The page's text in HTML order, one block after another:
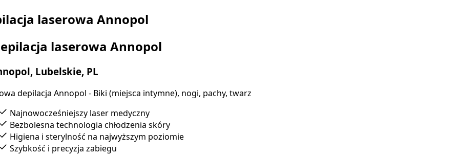
laserowa Annopol
laserowa Annopol
Lubelskie, PL
depilacja Annopol - Biki (miejsca intymne), nogi, pachy, twarz
Najnowocześniejszy laser medyczny
Bezbolesna technologia chłodzenia skóry
Higiena i sterylność na najwyższym poziomie
Szybkość i precyzja zabiegu